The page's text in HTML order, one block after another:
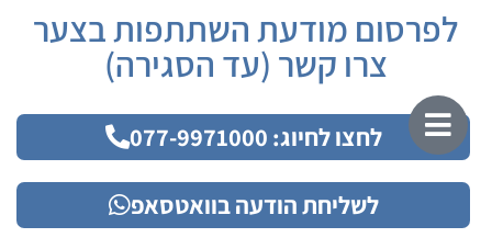
לפרסום מודעת השתתפות בצער
צרו קשר (עד הסגירה)
לחצו לחיוג: 077-9971000
לשליחת הודעה בוואטסאפ